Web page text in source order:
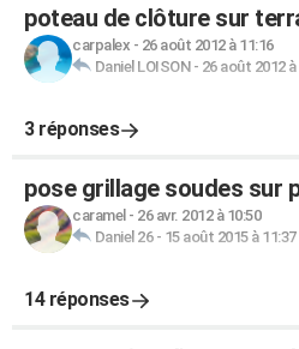
poteau de clôture sur
carpalex - 26 août 2012 à 11:16
Daniel LOISON- 26 août 2012 à
3 réponses
pose grillage soudes sur
caramel - 26 avr. 2012 à 10:50
Daniel 26- 15 août 2015 à 11:37
14 réponses